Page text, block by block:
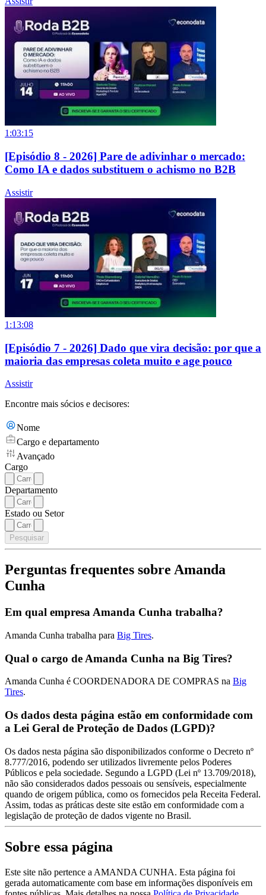
1:03:15
[Episódio 8 - 2026] Pare de adivinhar o mercado:
Como IA e dados substituem o achismo no B2B
Assistir
1:13:08
[Episódio 7 - 2026] Dado que vira decisão: por que a
maioria das empresas coleta muito e age pouco
Assistir
Encontre mais sócios e decisores:
Nome
Cargo e departamento
Avançado
Cargo
Departamento
Estado ou Setor
Pesquisar
Perguntas frequentes sobre Amanda
Cunha
Em qual empresa Amanda Cunha trabalha?
Amanda Cunha trabalha para Big Tires.
Qual o cargo de Amanda Cunha na Big Tires?
Amanda Cunha é COORDENADORA DE COMPRAS na Big
Tires.
Os dados desta página estão em conformidade com
a Lei Geral de Proteção de Dados (LGPD)?
Os dados nesta página são disponibilizados conforme o Decreto nº
8.777/2016, podendo ser utilizados livremente pelos Poderes
Públicos e pela sociedade. Segundo a LGPD (Lei nº 13.709/2018),
não são considerados dados pessoais ou sensíveis, especialmente
quando de origem pública, como os fornecidos pela Receita Federal.
Assim, todas as práticas deste site estão em conformidade com a
legislação de proteção de dados vigente no Brasil.
Sobre essa página
Este site não pertence a AMANDA CUNHA. Esta página foi
gerada automaticamente com base em informações disponíveis em